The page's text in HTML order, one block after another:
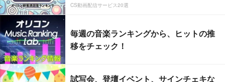
CS動画配信サービス20選
毎週の音楽ランキングから、ヒットの推
移をチェック！
試写会、登壇イベント、サインチェキな